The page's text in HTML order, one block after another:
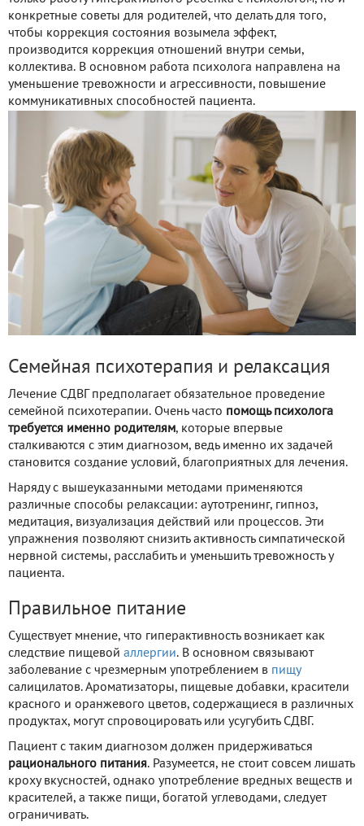
конкретные советы для родителей, что делать для того,
чтобы коррекция состояния возымела эффект,
производится коррекция отношений внутри семьи,
коллектива. В основном работа психолога направлена на
уменьшение тревожности и агрессивности, повышение
коммуникативных способностей пациента.
Семейная психотерапия и релаксация
Лечение СДВГ предполагает обязательное проведение
семейной психотерапии. Очень часто помощь психолога
требуется именно родителям, которые впервые
сталкиваются с этим диагнозом, ведь именно их задачей
становится создание условий, благоприятных для лечения.
Наряду с вышеуказанными методами применяются
различные способы релаксации: аутотренинг, гипноз,
медитация, визуализация действий или процессов. Эти
упражнения позволяют снизить активность симпатической
нервной системы, расслабить и уменьшить тревожность у
пациента.
Правильное питание
Существует мнение, что гиперактивность возникает как
следствие пищевой аллергии. В основном связывают
заболевание с чрезмерным употреблением в пищу
салицилатов. Ароматизаторы, пищевые добавки, красители
красного и оранжевого цветов, содержащиеся в различных
продуктах, могут спровоцировать или усугубить СДВГ.
Пациент с таким диагнозом должен придерживаться
рационального питания. Разумеется, не стоит совсем лишать
кроху вкусностей, однако употребление вредных веществ и
красителей, а также пищи, богатой углеводами, следует
ограничивать.